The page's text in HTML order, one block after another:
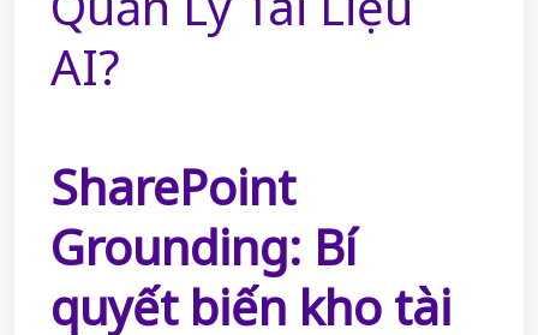
AI?
SharePoint
Grounding: Bí
quyết biến kho tài